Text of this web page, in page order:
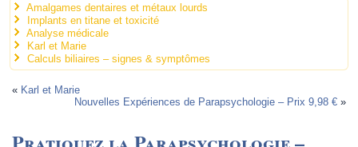
Amalgames dentaires et métaux lourds
Implants en titane et toxicité
Analyse médicale
Karl et Marie
Calculs biliaires – signes & symptômes
« Karl et Marie
Nouvelles Expériences de Parapsychologie – Prix 9,98 €»